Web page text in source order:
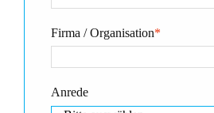
*
Firma / Organisation
Anrede